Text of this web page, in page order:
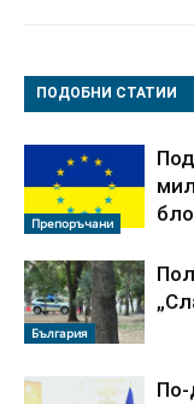
ПОДОБНИ СТАТИИ
Препоръчани
България